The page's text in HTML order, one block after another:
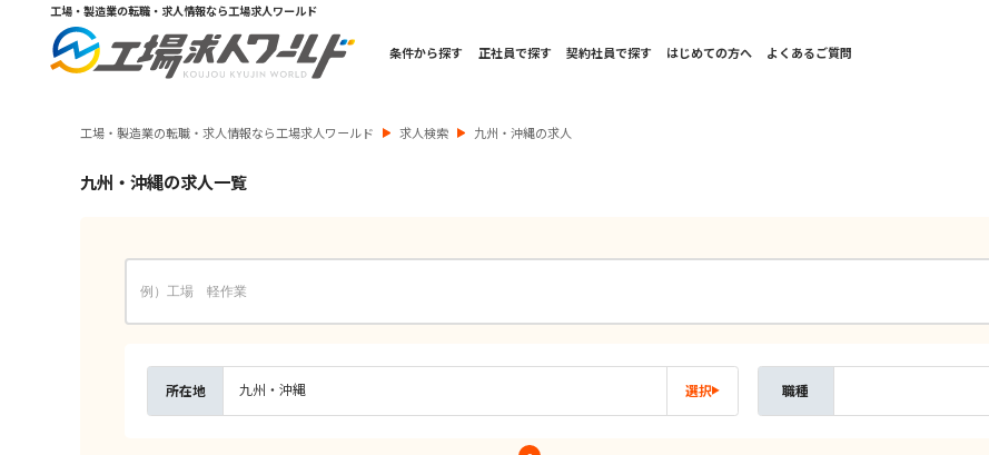
工場・製造業の転職・求人情報なら工場求人ワールド
条件から探す 正社員で探す 契約社員で探す はじめての方へ よくあるご質問
工場・製造業の転職・求人情報なら工場求人ワールド 求人検索 九州・沖縄の求人
九州・沖縄の求人一覧
所在地 九州・沖縄 選択 職種